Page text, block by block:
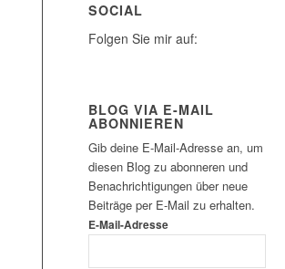
SOCIAL
Folgen Sie mir auf:
BLOG VIA E-MAIL
ABONNIEREN
Gib deine E-Mail-Adresse an, um
diesen Blog zu abonneren und
Benachrichtigungen über neue
Beiträge per E-Mail zu erhalten.
E-Mail-Adresse